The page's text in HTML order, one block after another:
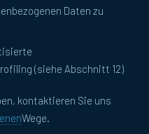
Daten zu
(siehe Abschnitt 12)
kontaktieren Sie uns
Wege.